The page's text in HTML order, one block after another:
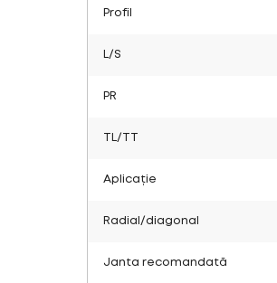
Profil
L/S
PR
TL/TT
Aplicație
Radial/diagonal
Janta recomandată